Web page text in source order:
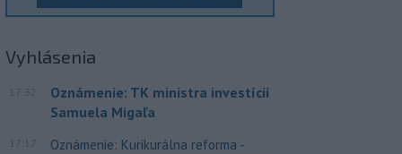
Vyhlásenia
17:32
Oznámenie: TK ministra investícií
Samuela Migaľa
17:17
Oznámenie: Kurikurálna reforma -